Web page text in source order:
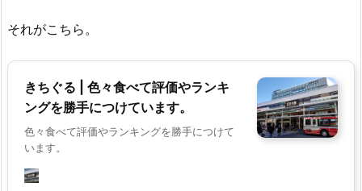
それがこちら。
きちぐる | 色々食べて評価やランキ
ングを勝手につけています。
色々食べて評価やランキングを勝手につけて
います。